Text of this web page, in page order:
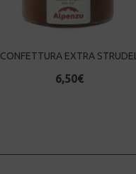
CONFETTURA EXTRA STRUDEL
6,50€